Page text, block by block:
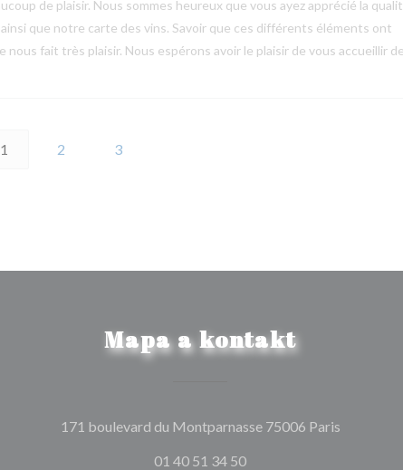
de plaisir. Nous sommes heureux que vous ayez apprécié la
que notre carte des vins. Savoir que ces différents éléments ont
nous fait très plaisir. Nous espérons avoir le plaisir de vous accueillir
1 2 3
Mapa a kontakt
171 boulevard du Montparnasse 75006 Paris((otevře
01 40 51 34 50